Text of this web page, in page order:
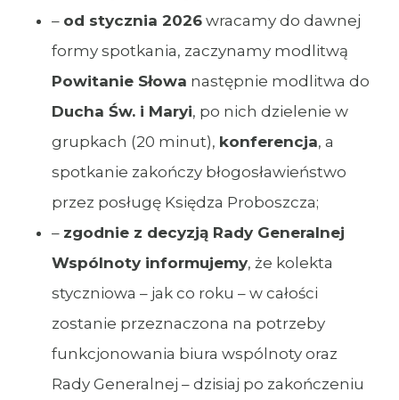
– od stycznia 2026 wracamy do dawnej
formy spotkania, zaczynamy modlitwą
Powitanie Słowa następnie modlitwa do
Ducha Św. i Maryi, po nich dzielenie w
grupkach (20 minut), konferencja, a
spotkanie zakończy błogosławieństwo
przez posługę Księdza Proboszcza;
– zgodnie z decyzją Rady Generalnej
Wspólnoty informujemy, że kolekta
styczniowa – jak co roku – w całości
zostanie przeznaczona na potrzeby
funkcjonowania biura wspólnoty oraz
Rady Generalnej – dzisiaj po zakończeniu